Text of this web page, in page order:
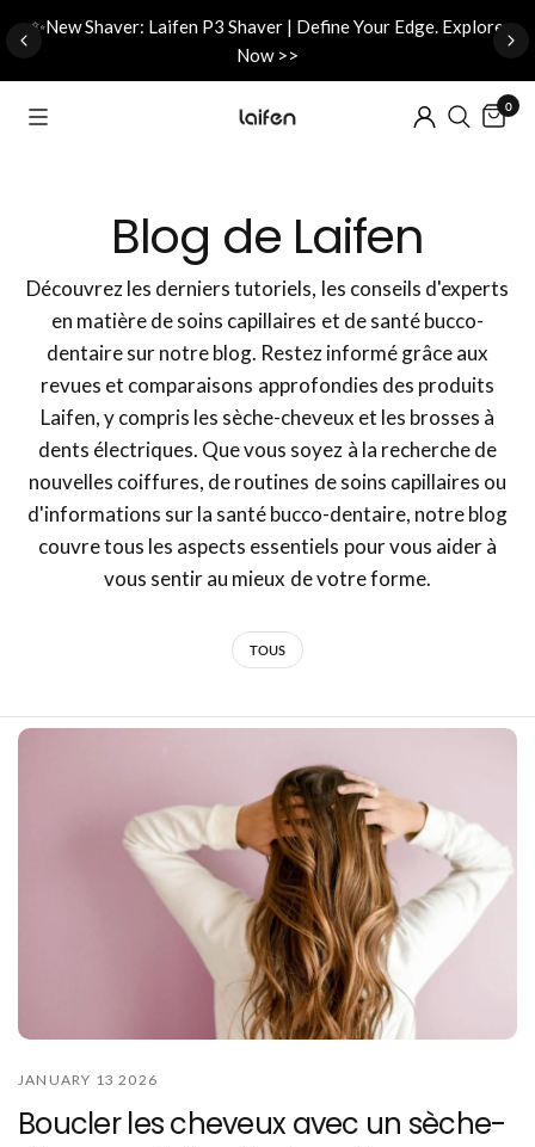
✨New Shaver: Laifen P3 Shaver | Define Your Edge. Explore
Now >>
0
Blog de Laifen
Découvrez les derniers tutoriels, les conseils d'experts
en matière de soins capillaires et de santé bucco-
dentaire sur notre blog. Restez informé grâce aux
revues et comparaisons approfondies des produits
Laifen, y compris les sèche-cheveux et les brosses à
dents électriques. Que vous soyez à la recherche de
nouvelles coiffures, de routines de soins capillaires ou
d'informations sur la santé bucco-dentaire, notre blog
couvre tous les aspects essentiels pour vous aider à
vous sentir au mieux de votre forme.
TOUS
JANUARY 13 2026
Boucler les cheveux avec un sèche-